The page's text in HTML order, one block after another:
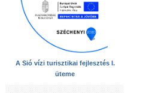
A Sió vízi turisztikai fejlesztés I.
üteme